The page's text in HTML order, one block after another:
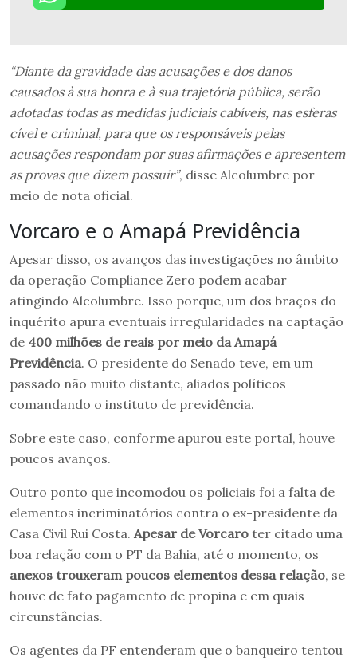
“Diante da gravidade das acusações e dos danos
causados à sua honra e à sua trajetória pública, serão
adotadas todas as medidas judiciais cabíveis, nas esferas
cível e criminal, para que os responsáveis pelas
acusações respondam por suas afirmações e apresentem
as provas que dizem possuir”, disse Alcolumbre por
meio de nota oficial.
Vorcaro e o Amapá Previdência
Apesar disso, os avanços das investigações no âmbito
da operação Compliance Zero podem acabar
atingindo Alcolumbre. Isso porque, um dos braços do
inquérito apura eventuais irregularidades na captação
de 400 milhões de reais por meio da Amapá
Previdência. O presidente do Senado teve, em um
passado não muito distante, aliados políticos
comandando o instituto de previdência.
Sobre este caso, conforme apurou este portal, houve
poucos avanços.
Outro ponto que incomodou os policiais foi a falta de
elementos incriminatórios contra o ex-presidente da
Casa Civil Rui Costa. Apesar de Vorcaro ter citado uma
boa relação com o PT da Bahia, até o momento, os
anexos trouxeram poucos elementos dessa relação, se
houve de fato pagamento de propina e em quais
circunstâncias.
Os agentes da PF entenderam que o banqueiro tentou